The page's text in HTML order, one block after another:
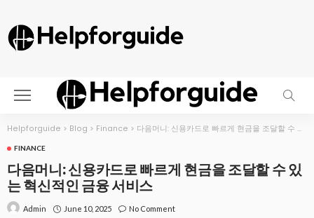
Helpforguide > Blog > Finance > 다음머니: 신용카드로 빠르게 현금을 조달할 수 있는 혁신적인 금융 서비스
FINANCE
다음머니: 신용카드로 빠르게 현금을 조달할 수 있
는 혁신적인 금융 서비스
Admin June 10, 2025 No Comment